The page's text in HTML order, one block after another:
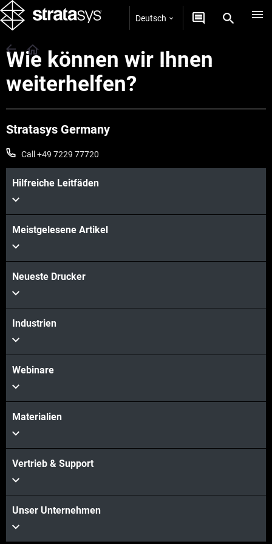
Deutsch
Wie können wir Ihnen
weiterhelfen?
Stratasys Germany
Call +49 7229 77720
Hilfreiche Leitfäden
Meistgelesene Artikel
Neueste Drucker
Industrien
Webinare
Materialien
Vertrieb & Support
Unser Unternehmen